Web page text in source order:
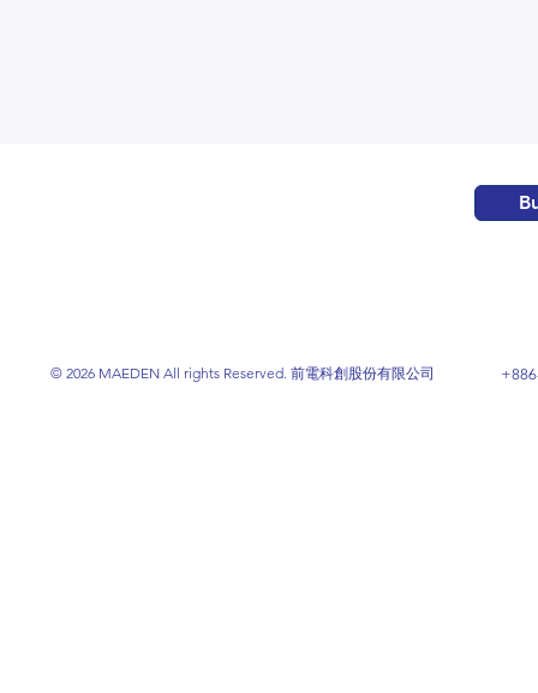
© 2026 MAEDEN All rights Reserved. 前電科創股份有限公司